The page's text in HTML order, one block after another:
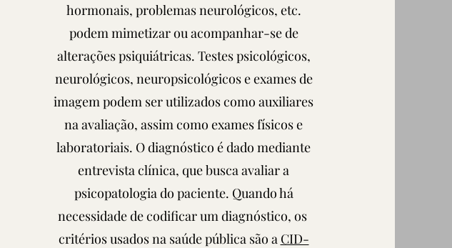
hormonais, problemas neurológicos, etc.
podem mimetizar ou acompanhar-se de
alterações psiquiátricas. Testes psicológicos,
neurológicos, neuropsicológicos e exames de
imagem podem ser utilizados como auxiliares
na avaliação, assim como exames físicos e
laboratoriais. O diagnóstico é dado mediante
entrevista clínica, que busca avaliar a
psicopatologia do paciente. Quando há
necessidade de codificar um diagnóstico, os
critérios usados na saúde pública são a CID-